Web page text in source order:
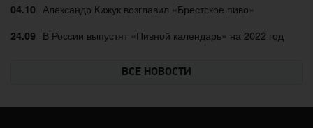
04.10 Александр Кижук возглавил «Брестское пиво»
24.09 В России выпустят «Пивной календарь» на 2022 год
ВСЕ НОВОСТИ